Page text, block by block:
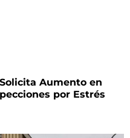
Aumento en
por Estrés